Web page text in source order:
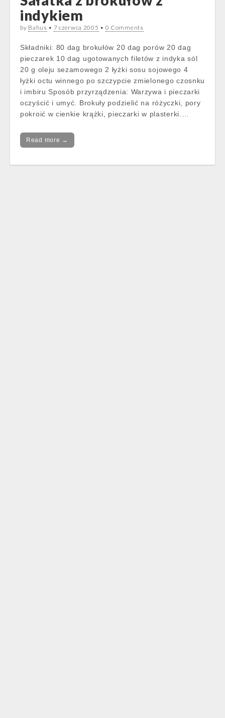
indykiem
by Bahus • 7 czerwca 2005 • 0 Comments
Składniki: 80 dag brokułów 20 dag porów 20 dag
pieczarek 10 dag ugotowanych filetów z indyka sól
20 g oleju sezamowego 2 łyżki sosu sojowego 4
łyżki octu winnego po szczypcie zmielonego czosnku
i imbiru Sposób przyrządzenia: Warzywa i pieczarki
oczyścić i umyć. Brokuły podzielić na różyczki, pory
pokroić w cienkie krążki, pieczarki w plasterki.…
Read more →